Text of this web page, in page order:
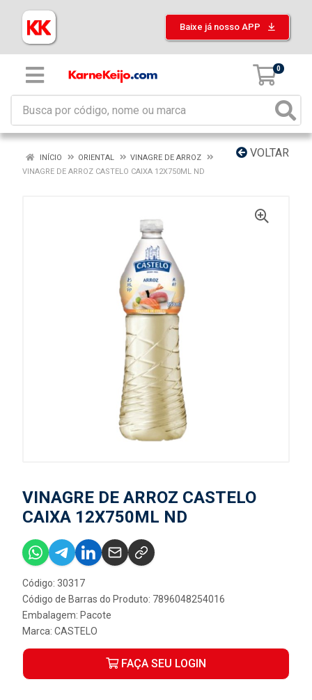
Baixe já nosso APP
0
VOLTAR
INÍCIO ORIENTAL
VINAGRE DE ARROZ
VINAGRE DE ARROZ CASTELO CAIXA 12X750ML ND
VINAGRE DE ARROZ CASTELO
CAIXA 12X750ML ND
Código: 30317
Código de Barras do Produto: 7896048254016
Embalagem: Pacote
Marca: CASTELO
FAÇA SEU LOGIN